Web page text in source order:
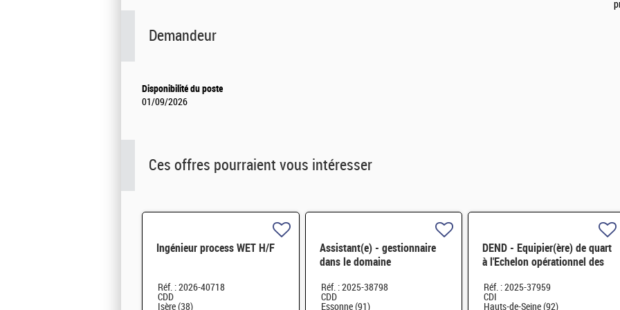
Demandeur
Disponibilité du poste
01/09/2026
Ces offres pourraient vous intéresser
Ingénieur process WET H/F
Réf. : 2026-40718
CDD
Isère (38)
Assistant(e) - gestionnaire
dans le domaine
Réf. : 2025-38798
CDD
Essonne (91)
DEND - Equipier(ère) de quart
à l'Echelon opérationnel des
Réf. : 2025-37959
CDI
Hauts-de-Seine (92)